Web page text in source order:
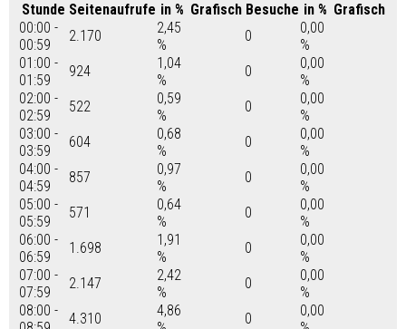
Stunde Seitenaufrufe in % Grafisch Besuche in % Grafisch
00:00 -
00:59
2.170
2,45
%
0
0,00
%
01:00 -
01:59
924
1,04
%
0
0,00
%
02:00 -
02:59
522
0,59
%
0
0,00
%
03:00 -
03:59
604
0,68
%
0
0,00
%
04:00 -
04:59
857
0,97
%
0
0,00
%
05:00 -
05:59
571
0,64
%
0
0,00
%
06:00 -
06:59
1.698
1,91
%
0
0,00
%
07:00 -
07:59
2.147
2,42
%
0
0,00
%
08:00 -
4.310
4,86
0
0,00